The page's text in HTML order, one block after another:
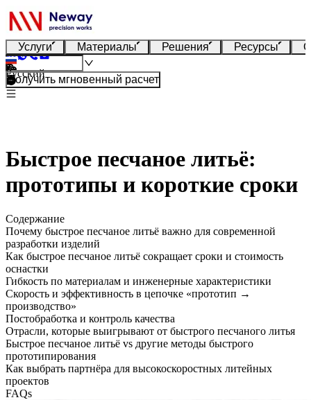
Услуги Материалы Решения Ресурсы
Русский
Получить мгновенный расчет
Быстрое песчаное литьё:
прототипы и короткие сроки
Содержание
Почему быстрое песчаное литьё важно для современной
разработки изделий
Как быстрое песчаное литьё сокращает сроки и стоимость
оснастки
Гибкость по материалам и инженерные характеристики
Скорость и эффективность в цепочке «прототип →
производство»
Постобработка и контроль качества
Отрасли, которые выигрывают от быстрого песчаного литья
Быстрое песчаное литьё vs другие методы быстрого
прототипирования
Как выбрать партнёра для высокоскоростных литейных
проектов
FAQs